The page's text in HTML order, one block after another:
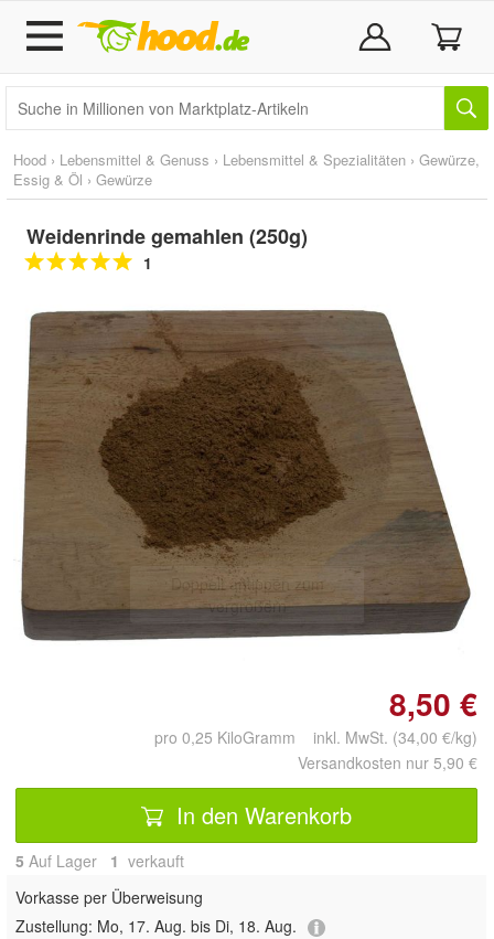
Hood › Lebensmittel & Genuss › Lebensmittel & Spezialitäten › Gewürze,
Essig & Öl › Gewürze
Weidenrinde gemahlen (250g)
1
Doppelt antippen zum
vergrößern
8,50 €
pro 0,25 KiloGramm inkl. MwSt. (34,00 €/kg)
Versandkosten nur 5,90 €
In den Warenkorb
5 Auf Lager 1 verkauft
Vorkasse per Überweisung
Zustellung: Mo, 17. Aug. bis Di, 18. Aug.